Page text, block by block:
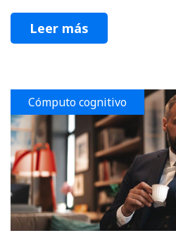
Leer más
Cómputo cognitivo